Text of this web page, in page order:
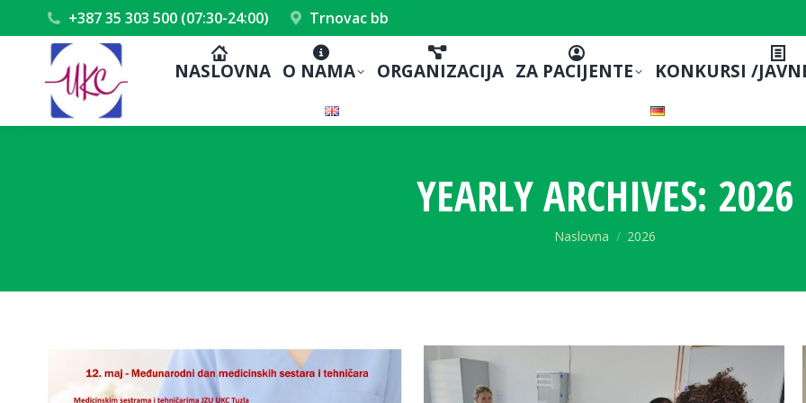
+387 35 303 500 (07:30-24:00) Trnovac bb
NASLOVNA O NAMA ORGANIZACIJA ZA PACIJENTE KONKURSI /
YEARLY ARCHIVES: 2026
You are here:
Naslovna 2026